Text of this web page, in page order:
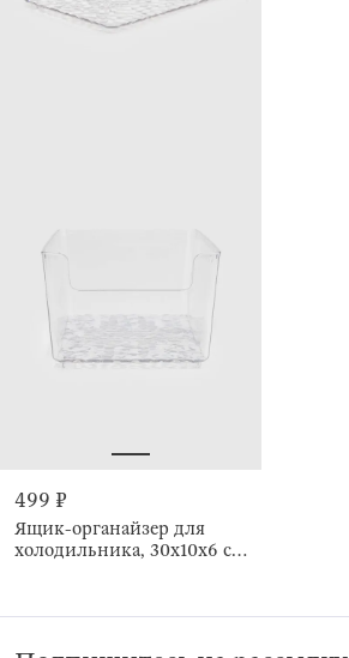
499 ₽
Ящик-органайзер для
холодильника, 30х10х6 см,